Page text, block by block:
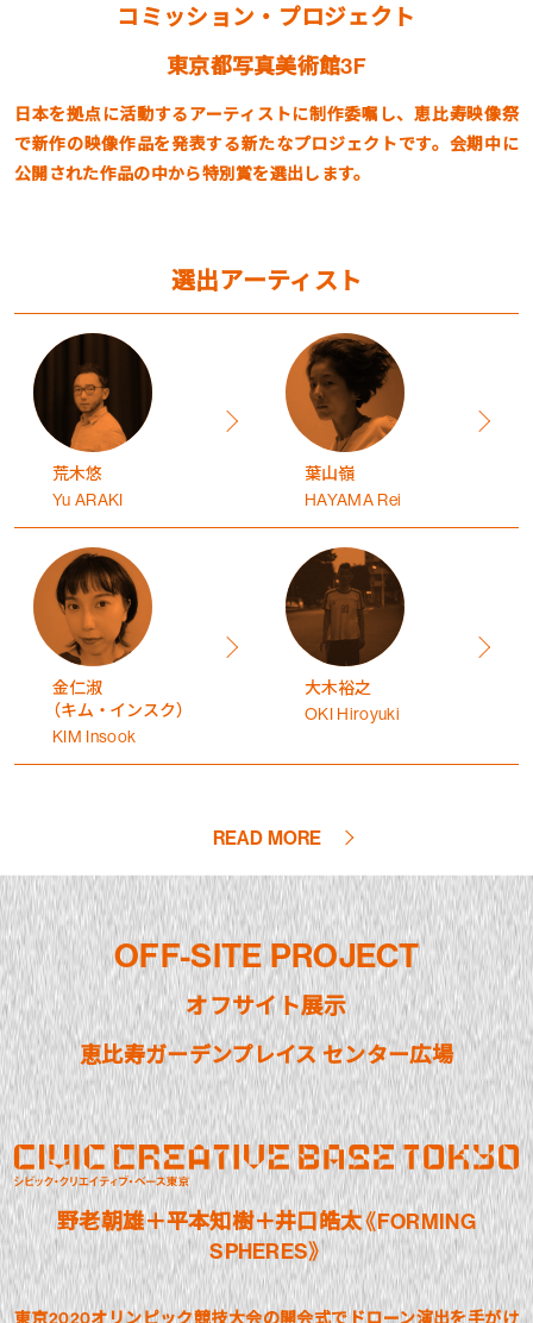
コミッション・プロジェクト
東京都写真美術館3F
日本を拠点に活動するアーティストに制作委嘱し、恵比寿映像祭
で新作の映像作品を発表する新たなプロジェクトです。会期中に
公開された作品の中から特別賞を選出します。
選出アーティスト
荒木悠
Yu ARAKI
葉山嶺
HAYAMA Rei
金仁淑
（キム・インスク）
KIM Insook
大木裕之
OKI Hiroyuki
READ MORE
OFF-SITE PROJECT
オフサイト展示
恵比寿ガーデンプレイス センター広場
野老朝雄＋平本知樹＋井口皓太《FORMING
SPHERES》
東京2020オリンピック競技大会の開会式でドローン演出を手がけ